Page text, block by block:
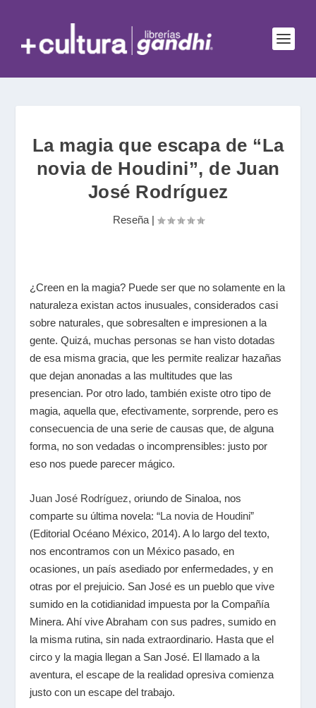
La magia que escapa de “La
novia de Houdini”, de Juan
José Rodríguez
Reseña|
¿Creen en la magia? Puede ser que no solamente en la
naturaleza existan actos inusuales, considerados casi
sobre naturales, que sobresalten e impresionen a la
gente. Quizá, muchas personas se han visto dotadas
de esa misma gracia, que les permite realizar hazañas
que dejan anonadas a las multitudes que las
presencian. Por otro lado, también existe otro tipo de
magia, aquella que, efectivamente, sorprende, pero es
consecuencia de una serie de causas que, de alguna
forma, no son vedadas o incomprensibles: justo por
eso nos puede parecer mágico.
Juan José Rodríguez, oriundo de Sinaloa, nos
comparte su última novela: “La novia de Houdini”
(Editorial Océano México, 2014). A lo largo del texto,
nos encontramos con un México pasado, en
ocasiones, un país asediado por enfermedades, y en
otras por el prejuicio. San José es un pueblo que vive
sumido en la cotidianidad impuesta por la Compañía
Minera. Ahí vive Abraham con sus padres, sumido en
la misma rutina, sin nada extraordinario. Hasta que el
circo y la magia llegan a San José. El llamado a la
aventura, el escape de la realidad opresiva comienza
justo con un escape del trabajo.